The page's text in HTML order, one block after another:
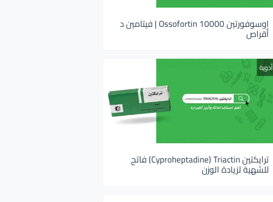
اوسوفورتين 10000 Ossofortin | فيتامين د
أقراص
أدوية
ترايكتين Cyproheptadine) Triactin) فاتح
للشهية لزيادة الوزن